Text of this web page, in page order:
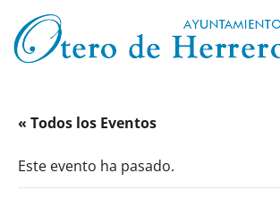
« Todos los Eventos
Este evento ha pasado.